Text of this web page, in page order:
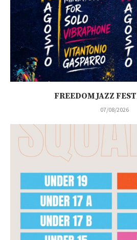
FREEDOM JAZZ
07/08/2026